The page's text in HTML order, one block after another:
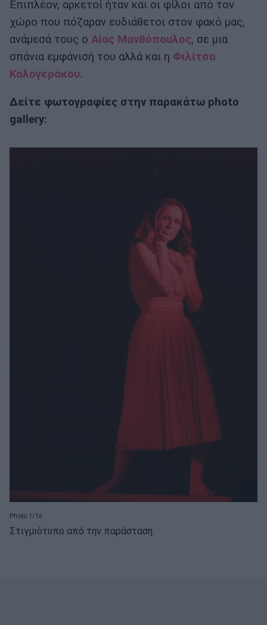
Επιπλέον, αρκετοί ήταν και οι φίλοι από τον
χώρο που πόζαραν ευδιάθετοι στον φακό μας,
ανάμεσά τους ο Αίας Μανθόπουλος, σε μια
σπάνια εμφάνισή του αλλά και η Φιλίτσα
Καλογεράκου.
Δείτε φωτογραφίες στην παρακάτω photo
gallery:
Photo 1/16
Στιγμιότυπο από την παράσταση.